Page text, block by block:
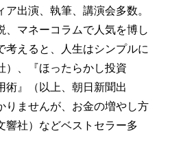
出演、執筆、講演会多数。
、マネーコラムで人気を博し
考えると、人生はシンプルに
）、『ほったらかし投資
術』（以上、朝日新聞出
りませんが、お金の増やし方
響社）などベストセラー多